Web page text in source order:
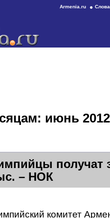
Armenia.ru
июнь 2012
получат
– НОК
комитет